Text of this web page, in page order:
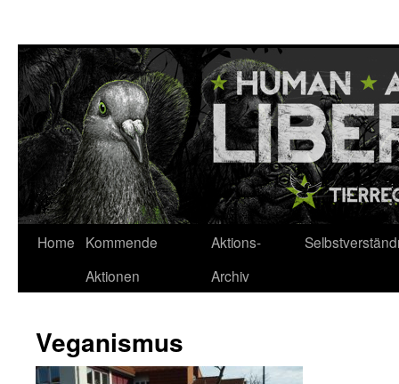
springen
Home
Kommende
Aktionen
Aktions-
Archiv
Veganismus